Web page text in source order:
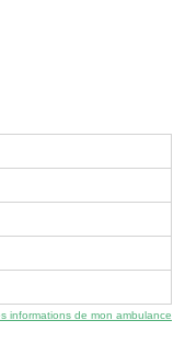
informations de mon ambulance